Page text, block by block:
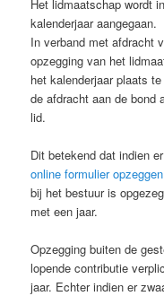
Het lidmaatschap wordt
kalenderjaar aangegaan.
In verband met afdracht
opzegging van het
het kalenderjaar plaats
de afdracht aan de bond
lid.
Dit betekend dat indien
online formulier
bij het bestuur is
met een jaar.
Opzegging buiten de
lopende contributie
jaar. Echter indien er